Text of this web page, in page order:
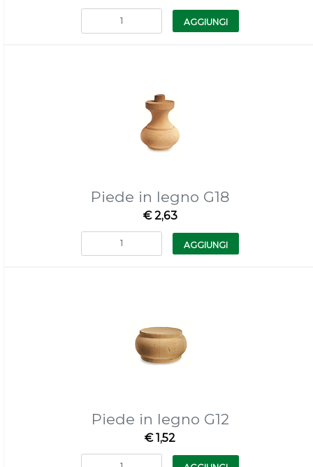
Quantità
AGGIUNGI
Piede in legno G18
€ 2,63
Quantità
AGGIUNGI
Piede in legno G12
€ 1,52
Quantità